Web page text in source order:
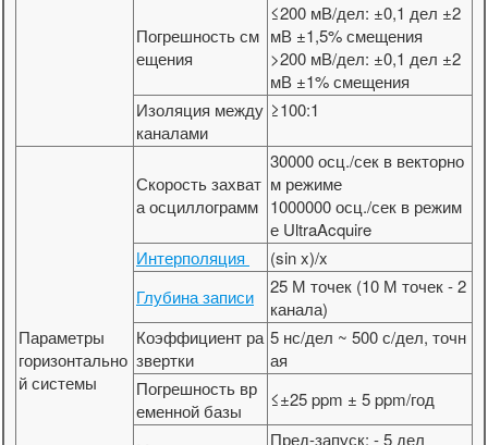
Погрешность см
ещения
≤200 мВ/дел: ±0,1 дел ±2
мВ ±1,5% смещения
>200 мВ/дел: ±0,1 дел ±2
мВ ±1% смещения
Изоляция между
каналами
≥100:1
Параметры
горизонтально
й системы
Скорость захват
а осциллограмм
30000 осц./сек в векторно
м режиме
1000000 осц./сек в режим
е UltraAcquire
Интерполяция
(sin x)/x
Глубина записи
25 М точек (10 М точек - 2
канала)
Коэффициент ра
звертки
5 нс/дел ~ 500 с/дел, точн
ая
Погрешность вр
еменной базы
≤±25 ppm ± 5 ppm/год
Пред-запуск: - 5 дел